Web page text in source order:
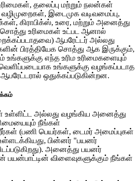
தலைப்பு மற்றும் நலன்கள்
இடைமுக வடிவமைப்பு,
கிராபிக்ஸ், உரை, மற்றும் அனைத்து
உரிமைகள் உட்பட ஆனால்
ஆபரேட்டர் அல்லது
பிரத்தியேக சொத்து ஆக இருக்கும்,
உங்களுக்கு எந்த உரிம உரிமைகளையும்
உங்களுக்கு வழங்கப்படாத
ஒதுக்கப்படுகின்றன.
உள்ளிட்ட அல்லது வழங்கிய அனைத்து
நீங்கள்
(பணி பெயர்கள், டைமர் அமைப்புகள்
பின்னர் "பயனர்
அனைத்து பயனர்
பயன்பாட்டின் விளைவுகளுக்கும் நீங்கள்